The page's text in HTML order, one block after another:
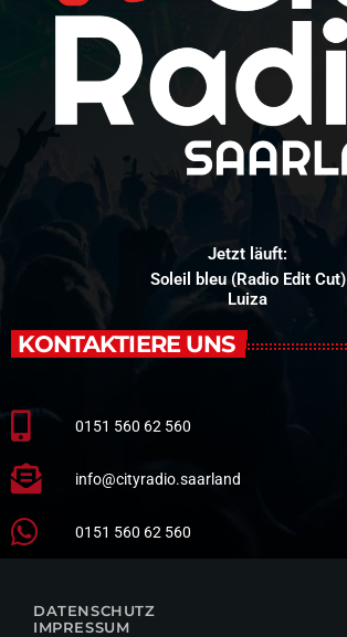
Jetzt läuft:
Soleil bleu (Radio Edit Cut)
Luiza
KONTAKTIERE UNS
0151 560 62 560
info@cityradio.saarland
0151 560 62 560
DATENSCHUTZ
IMPRESSUM